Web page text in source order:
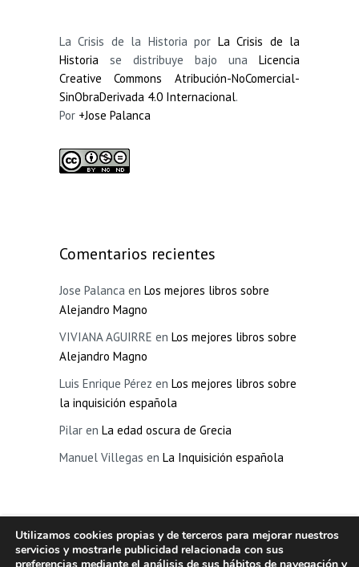
La Crisis de la Historia por La Crisis de la
Historiase distribuye bajo una Licencia
Creative Commons Atribución-NoComercial-
SinObraDerivada 4.0 Internacional.
Por +Jose Palanca
Comentarios recientes
Jose Palanca en Los mejores libros sobre
Alejandro Magno
VIVIANA AGUIRRE en Los mejores libros sobre
Alejandro Magno
Luis Enrique Pérez en Los mejores libros sobre
la inquisición española
Pilaren La edad oscura de Grecia
Manuel Villegas en La Inquisición española
La Crisis de la HistoriaCopyright © 2026.
Utilizamos cookies propias y de terceros para mejorar nuestros
servicios y mostrarle publicidad relacionada con sus